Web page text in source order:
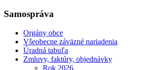
Samospráva
Orgány obce
Všeobecne záväzné nariadenia
Úradná tabuľa
Zmluvy, faktúry, objednávky
Rok 2026